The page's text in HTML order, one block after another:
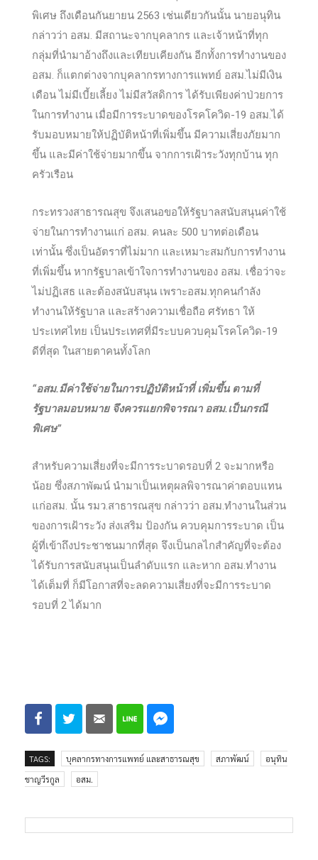
พิเศษ ถึงเดือนกันยายน 2563 เช่นเดียวกันนั้น นายอนุทิน
กล่าวว่า อสม. มีสถานะจากบุคลากร และเจ้าหน้าที่ทุก
กลุ่มที่นำมาอ้างถึงและเทียบเคียงกัน อีกทั้งการทำงานของ
อสม. ก็แตกต่างจากบุคลากรทางการแพทย์ อสม.ไม่มีเงิน
เดือน ไม่มีเบี้ยเลี้ยง ไม่มีสวัสดิการ ได้รับเพียงค่าป่วยการ
ในการทำงาน เมื่อมีการระบาดของโรคโควิด-19 อสม.ได้
รับมอบหมายให้ปฏิบัติหน้าที่เพิ่มขึ้น มีความเสี่ยงภัยมาก
ขึ้น และมีค่าใช้จ่ายมากขึ้น จากการเฝ้าระวังทุกบ้าน ทุก
ครัวเรือน
กระทรวงสาธารณสุข จึงเสนอขอให้รัฐบาลสนับสนุนค่าใช้
จ่ายในการทำงานแก่ อสม. คนละ 500 บาทต่อเดือน
เท่านั้น ซึ่งเป็นอัตราที่ไม่มาก และเหมาะสมกับการทำงาน
ที่เพิ่มขึ้น หากรัฐบาลเข้าใจการทำงานของ อสม. เชื่อว่าจะ
ไม่ปฏิเสธ และต้องสนับสนุน เพราะอสม.ทุกคนกำลัง
ทำงานให้รัฐบาล และสร้างความเชื่อถือ ศรัทธา ให้
ประเทศไทย เป็นประเทศที่มีระบบควบคุมโรคโควิด-19
ดีที่สุด ในสายตาคนทั้งโลก
“อสม.มีค่าใช้จ่ายในการปฏิบัติหน้าที่ เพิ่มขึ้น ตามที่
รัฐบาลมอบหมาย จึงควรแยกพิจารณา อสม.เป็นกรณี
พิเศษ”
สำหรับความเสี่ยงที่จะมีการระบาดรอบที่ 2 จะมากหรือ
น้อย ซึ่งสภาพัฒน์ นำมาเป็นเหตุผลพิจารณาค่าตอบแทน
แก่อสม. นั้น รมว.สาธารณสุข กล่าวว่า อสม.ทำงานในส่วน
ของการเฝ้าระวัง ส่งเสริม ป้องกัน ควบคุมการระบาด เป็น
ผู้ที่เข้าถึงประชาชนมากที่สุด จึงเป็นกลไกสำคัญที่จะต้อง
ได้รับการสนับสนุนเป็นลำดับแรก และหาก อสม.ทำงาน
ได้เต็มที่ ก็มีโอกาสที่จะลดความเสี่ยงที่จะมีการระบาด
รอบที่ 2 ได้มาก
TAGS: บุคลากรทางการแพทย์ และสาธารณสุข สภาพัฒน์
อนุทิน
ชาญวีรกูล
อสม.